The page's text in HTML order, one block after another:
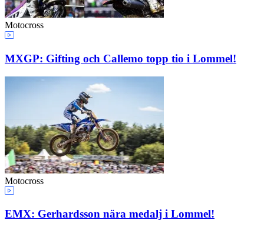
Motocross
MXGP: Gifting och Callemo topp tio i Lommel!
Motocross
EMX: Gerhardsson nära medalj i Lommel!